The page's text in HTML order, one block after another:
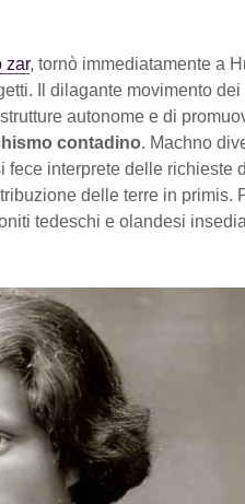
zar, tornò immediatamente a
Il dilagante movimento dei
autonome e di
contadino. Machno
fece interprete delle richieste
delle terre in primis.
tedeschi e olandesi